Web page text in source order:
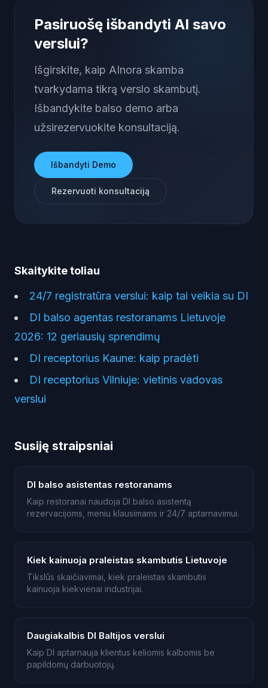
Pasiruošę išbandyti AI savo
verslui?
Išgirskite, kaip AInora skamba
tvarkydama tikrą verslo skambutį.
Išbandykite balso demo arba
užsirezervuokite konsultaciją.
Išbandyti Demo
Rezervuoti konsultaciją
Skaitykite toliau
24/7 registratūra verslui: kaip tai veikia su DI
DI balso agentas restoranams Lietuvoje
2026: 12 geriausių sprendimų
DI receptorius Kaune: kaip pradėti
DI receptorius Vilniuje: vietinis vadovas
verslui
Susiję straipsniai
DI balso asistentas restoranams
Kaip restoranai naudoja DI balso asistentą
rezervacijoms, meniu klausimams ir 24/7 aptarnavimui.
Kiek kainuoja praleistas skambutis Lietuvoje
Tikslūs skaičiavimai, kiek praleistas skambutis
kainuoja kiekvienai industrijai.
Daugiakalbis DI Baltijos verslui
Kaip DI aptarnauja klientus keliomis kalbomis be
papildomų darbuotojų.